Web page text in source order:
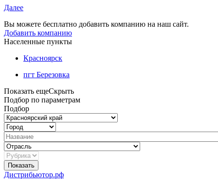
Далее
Вы можете бесплатно добавить компанию на наш сайт.
Добавить компанию
Населенные пункты
Красноярск
пгт Березовка
Показать ещеСкрыть
Подбор по параметрам
Подбор
Показать
Дистрибьютор.рф